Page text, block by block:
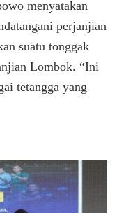
Akmil
menyatakan
perjanjian
suatu tonggak
Lombok. “Ini
tetangga yang